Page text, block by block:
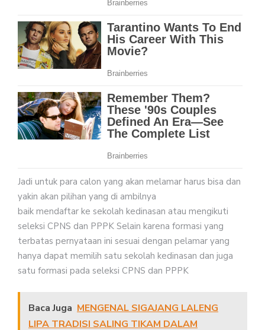
Jadi untuk para calon yang akan melamar harus bisa dan
yakin akan pilihan yang di ambilnya
baik mendaftar ke sekolah kedinasan atau mengikuti
seleksi CPNS dan PPPK Selain karena formasi yang
terbatas pernyataan ini sesuai dengan pelamar yang
hanya dapat memilih satu sekolah kedinasan dan juga
satu formasi pada seleksi CPNS dan PPPK
Baca Juga MENGENAL SIGAJANG LALENG
LIPA TRADISI SALING TIKAM DALAM